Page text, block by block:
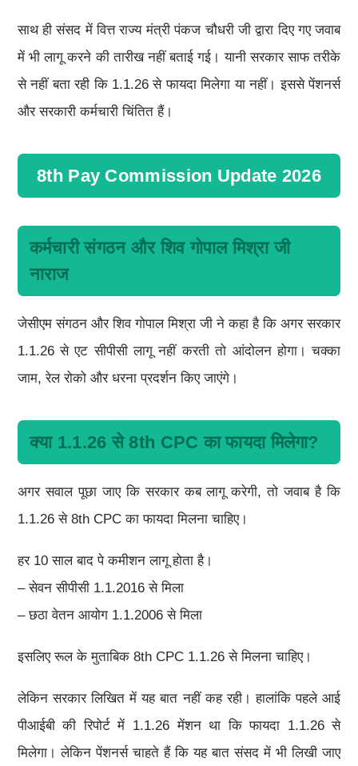
साथ ही संसद में वित्त राज्य मंत्री पंकज चौधरी जी द्वारा दिए गए जवाब
में भी लागू करने की तारीख नहीं बताई गई। यानी सरकार साफ तरीके
से नहीं बता रही कि 1.1.26 से फायदा मिलेगा या नहीं। इससे पेंशनर्स
और सरकारी कर्मचारी चिंतित हैं।
8th Pay Commission Update 2026
कर्मचारी संगठन और शिव गोपाल मिश्रा जी
नाराज
जेसीएम संगठन और शिव गोपाल मिश्रा जी ने कहा है कि अगर सरकार
1.1.26 से एट सीपीसी लागू नहीं करती तो आंदोलन होगा। चक्का
जाम, रेल रोको और धरना प्रदर्शन किए जाएंगे।
क्या 1.1.26 से 8th CPC का फायदा मिलेगा?
अगर सवाल पूछा जाए कि सरकार कब लागू करेगी, तो जवाब है कि
1.1.26 से 8th CPC का फायदा मिलना चाहिए।
हर 10 साल बाद पे कमीशन लागू होता है।
– सेवन सीपीसी 1.1.2016 से मिला
– छठा वेतन आयोग 1.1.2006 से मिला
इसलिए रूल के मुताबिक 8th CPC 1.1.26 से मिलना चाहिए।
लेकिन सरकार लिखित में यह बात नहीं कह रही। हालांकि पहले आई
पीआईबी की रिपोर्ट में 1.1.26 मेंशन था कि फायदा 1.1.26 से
मिलेगा। लेकिन पेंशनर्स चाहते हैं कि यह बात संसद में भी लिखी जाए